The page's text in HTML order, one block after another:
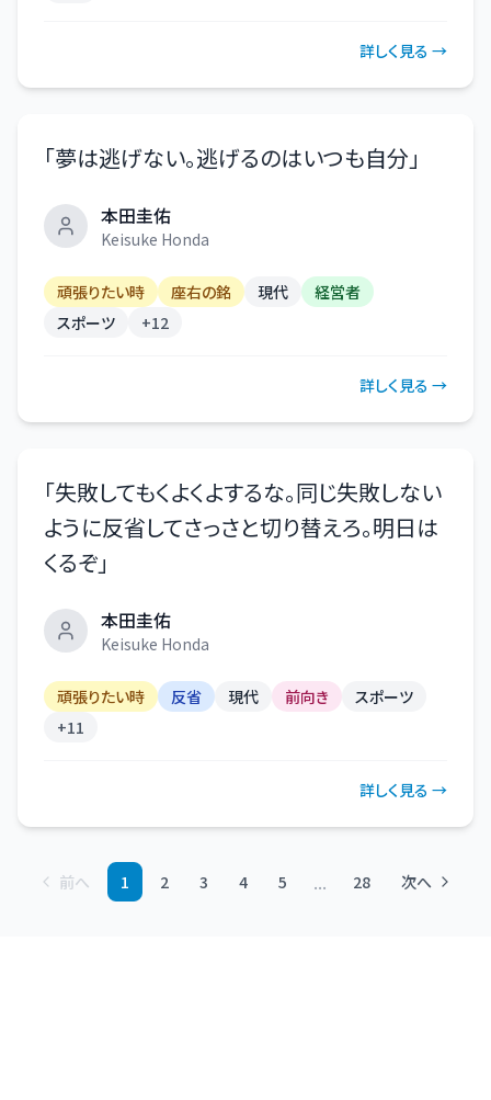
詳しく見る →
「夢は逃げない。逃げるのはいつも自分 」
本田圭佑
Keisuke Honda
頑張りたい時 座右の銘 現代
経営者
スポーツ
+12
詳しく見る →
「失敗してもくよくよするな。同じ失敗しない
ように反省してさっさと切り替えろ。明日は
くるぞ」
本田圭佑
Keisuke Honda
頑張りたい時 反省 現代 前向き
スポーツ
+11
詳しく見る →
前へ 1 2 3 4 5 ... 28 次へ